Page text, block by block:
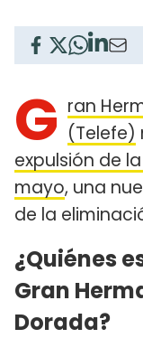
G ran
(Telefe)
expulsión de
mayo, una
de la
¿Quiénes
Gran
Dorada?